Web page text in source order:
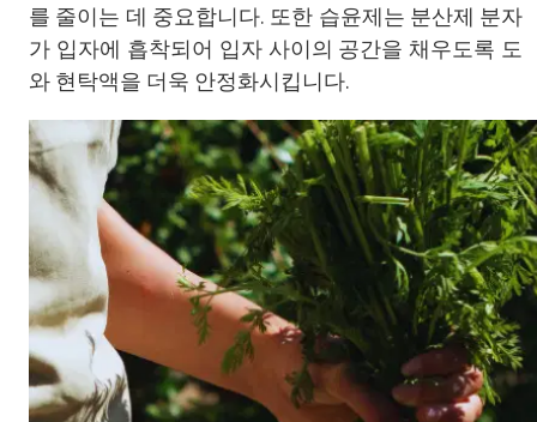
를 줄이는 데 중요합니다. 또한 습윤제는 분산제 분자
가 입자에 흡착되어 입자 사이의 공간을 채우도록 도
와 현탁액을 더욱 안정화시킵니다.